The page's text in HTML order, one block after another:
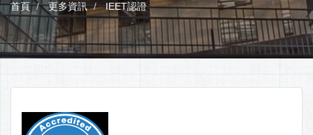
首頁 更多資訊 IEET認證